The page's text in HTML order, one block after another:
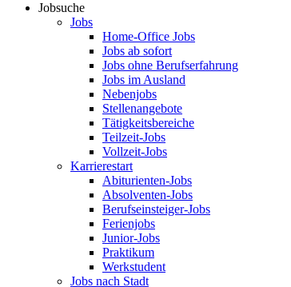
Jobsuche
Jobs
Home-Office Jobs
Jobs ab sofort
Jobs ohne Berufserfahrung
Jobs im Ausland
Nebenjobs
Stellenangebote
Tätigkeitsbereiche
Teilzeit-Jobs
Vollzeit-Jobs
Karrierestart
Abiturienten-Jobs
Absolventen-Jobs
Berufseinsteiger-Jobs
Ferienjobs
Junior-Jobs
Praktikum
Werkstudent
Jobs nach Stadt